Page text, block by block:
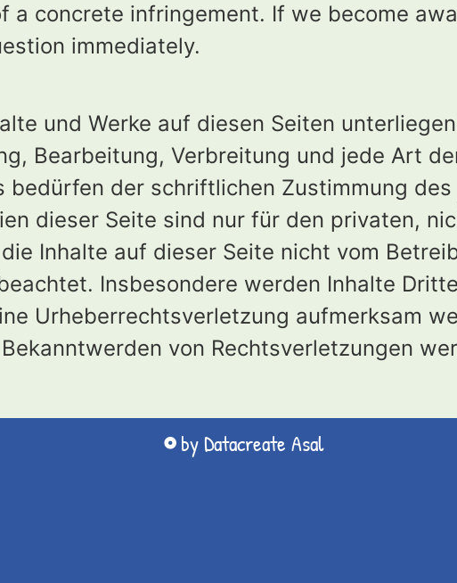
concrete infringement. If we become
immediately.
und Werke auf diesen Seiten
Bearbeitung, Verbreitung und jede Art
der schriftlichen Zustimmung
dieser Seite sind nur für den privaten,
Inhalte auf dieser Seite nicht vom
Insbesondere werden Inhalte
Urheberrechtsverletzung aufmerksam
von Rechtsverletzungen
by Datacreate Asal